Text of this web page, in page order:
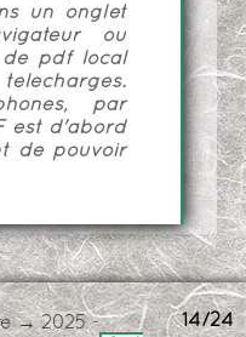
un onglet
ou
pdf local
par
est d'abord
de pouvoir
14/24
→2025 -